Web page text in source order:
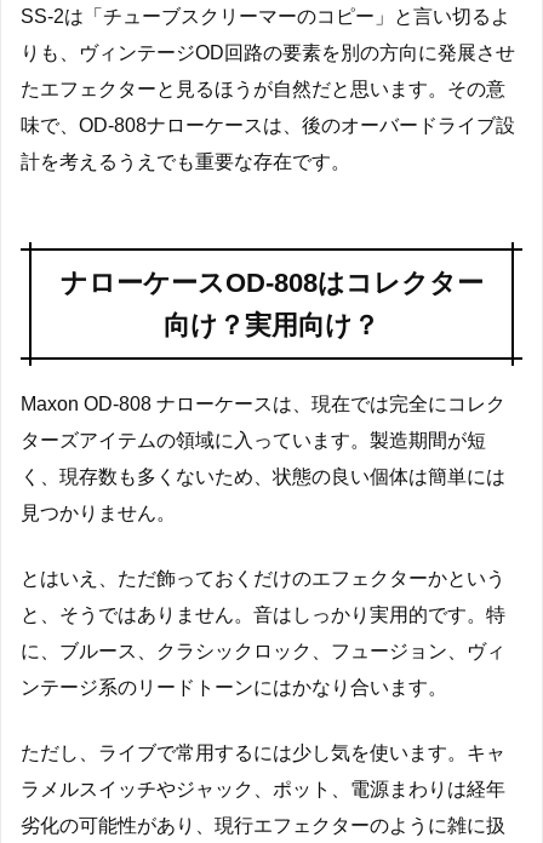
SS-2は「チューブスクリーマーのコピー」と言い切るよ
りも、ヴィンテージOD回路の要素を別の方向に発展させ
たエフェクターと見るほうが自然だと思います。その意
味で、OD-808ナローケースは、後のオーバードライブ設
計を考えるうえでも重要な存在です。
ナローケースOD-808はコレクター
向け？実用向け？
Maxon OD-808 ナローケースは、現在では完全にコレク
ターズアイテムの領域に入っています。製造期間が短
く、現存数も多くないため、状態の良い個体は簡単には
見つかりません。
とはいえ、ただ飾っておくだけのエフェクターかという
と、そうではありません。音はしっかり実用的です。特
に、ブルース、クラシックロック、フュージョン、ヴィ
ンテージ系のリードトーンにはかなり合います。
ただし、ライブで常用するには少し気を使います。キャ
ラメルスイッチやジャック、ポット、電源まわりは経年
劣化の可能性があり、現行エフェクターのように雑に扱